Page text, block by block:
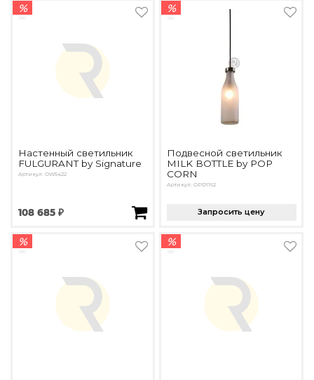
%
Настенный светильник
FULGURANT by Signature
Артикул: OW5422
108 685 ₽
%
Подвесной светильник
MILK BOTTLE by POP
CORN
Артикул: OPD1162
Запросить цену
% %